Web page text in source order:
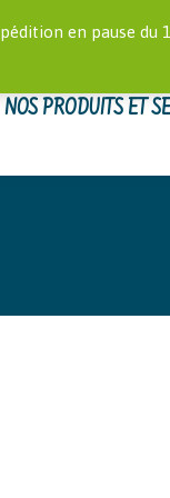
en pause du
NOS PRODUITS ET